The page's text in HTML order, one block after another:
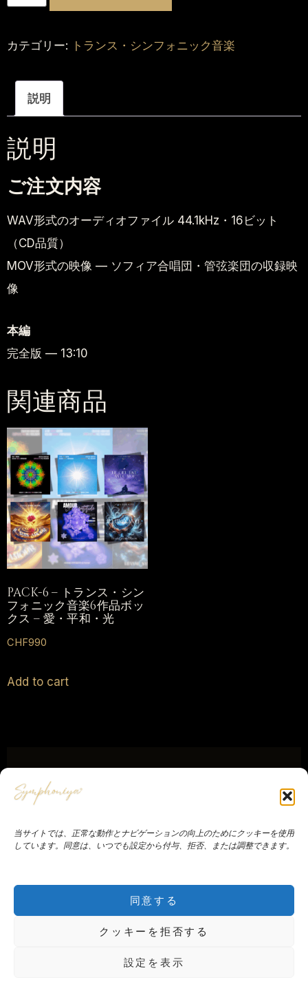
当サイトでは、正常な動作とナビゲーションの向上のためにクッキーを使用
しています。同意は、いつでも設定から付与、拒否、または調整できます。
同意する
クッキーを拒否する
設定を表示
カテゴリー: トランス・シンフォニック音楽
説明
説明
ご注文内容
WAV形式のオーディオファイル 44.1kHz・16ビット
（CD品質）
MOV形式の映像 — ソフィア合唱団・管弦楽団の収録映
像
本編
完全版 — 13:10
関連商品
PACK-6 – トランス・シン
フォニック音楽6作品ボッ
クス – 愛・平和・光
CHF990
Add to cart
SymphoniyaについてYves Ruhlmann
お問い合わせお便り法的告知販売利用規約
Symphoniya — 文化協会 · Route de Mouthe
18B, 1343 Les Charbonnières, スイス
© 2026 Symphoniya® — 全著作権所有